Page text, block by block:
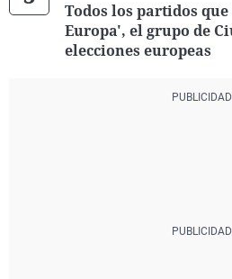
Todos los partidos
Europa', el grupo de
elecciones europeas